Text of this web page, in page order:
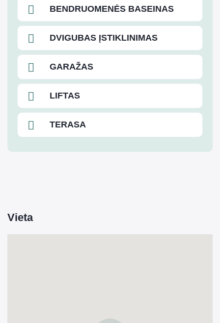
BENDRUOMENĖS BASEINAS
DVIGUBAS ĮSTIKLINIMAS
GARAŽAS
LIFTAS
TERASA
Vieta